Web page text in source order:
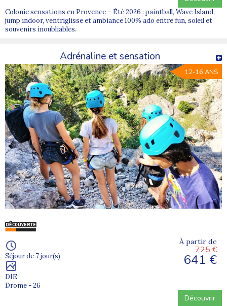
Colonie sensations en Provence – Été 2026 : paintball, Wave Island,
jump indoor, ventriglisse et ambiance 100% ado entre fun, soleil et
souvenirs inoubliables.
Adrénaline et sensation
12-16 ANS
Séjour de 7 jour(s)
DIE
Drome - 26
À partir de
725 €
641 €
Découvrir